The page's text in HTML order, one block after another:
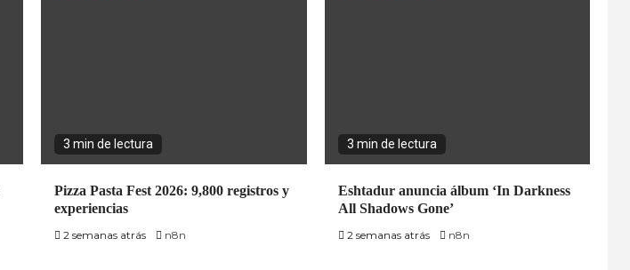
3 min de lectura
Pizza Pasta Fest 2026: 9,800 registros y
experiencias
2 semanas atrás n8n
3 min de lectura
Eshtadur anuncia álbum ‘In Darkness
All Shadows Gone’
2 semanas atrás n8n